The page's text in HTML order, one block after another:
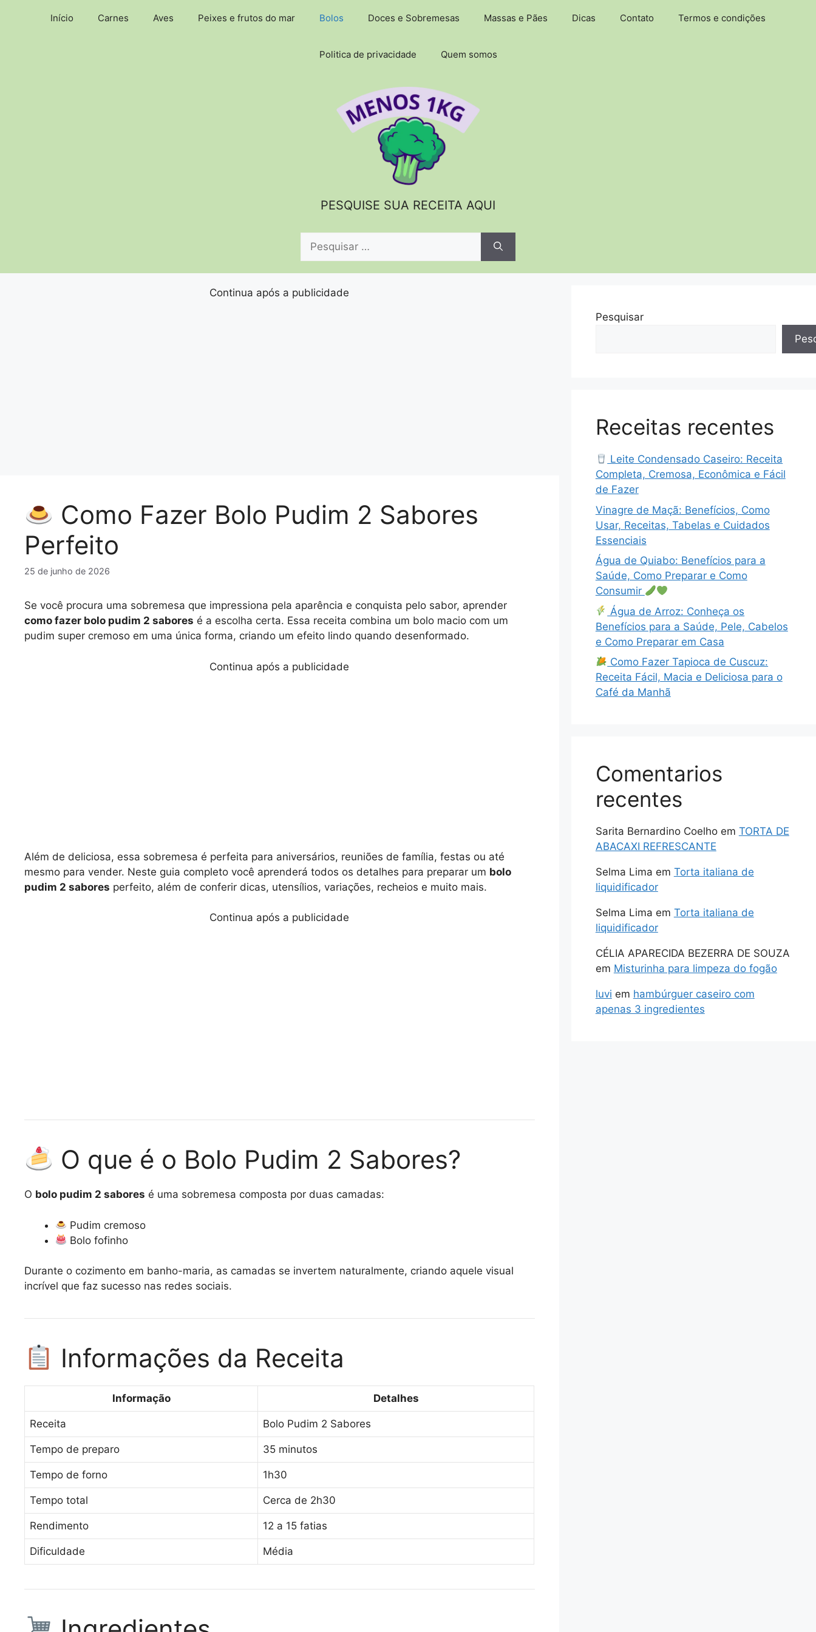
Início Carnes Aves Peixes e frutos do mar Bolos Doces e Sobremesas Massas e Pães Dicas Contato Termos e condições
Politica de privacidade Quem somos
PESQUISE SUA RECEITA AQUI
Pesquisar
Continua após a publicidade
Como Fazer Bolo Pudim 2 Sabores
Perfeito
25 de junho de 2026
Se você procura uma sobremesa que impressiona pela aparência e conquista pelo sabor, aprender
como fazer bolo pudim 2 sabores é a escolha certa. Essa receita combina um bolo macio com um
pudim super cremoso em uma única forma, criando um efeito lindo quando desenformado.
Continua após a publicidade
Além de deliciosa, essa sobremesa é perfeita para aniversários, reuniões de família, festas ou até
mesmo para vender. Neste guia completo você aprenderá todos os detalhes para preparar um bolo
pudim 2 sabores perfeito, além de conferir dicas, utensílios, variações, recheios e muito mais.
Continua após a publicidade
O que é o Bolo Pudim 2 Sabores?
O bolo pudim 2 sabores é uma sobremesa composta por duas camadas:
Pudim cremoso
Bolo fofinho
Durante o cozimento em banho-maria, as camadas se invertem naturalmente, criando aquele visual
incrível que faz sucesso nas redes sociais.
Informações da Receita
Informação Detalhes
Receita Bolo Pudim 2 Sabores
Tempo de preparo 35 minutos
Tempo de forno 1h30
Tempo total Cerca de 2h30
Rendimento 12 a 15 fatias
Dificuldade Média
Pesquisar
Receitas recentes
Leite Condensado Caseiro: Receita
Completa, Cremosa, Econômica e Fácil
de Fazer
Vinagre de Maçã: Benefícios, Como
Usar, Receitas, Tabelas e Cuidados
Essenciais
Água de Quiabo: Benefícios para a
Saúde, Como Preparar e Como
Consumir
Água de Arroz: Conheça os
Benefícios para a Saúde, Pele, Cabelos
e Como Preparar em Casa
Como Fazer Tapioca de Cuscuz:
Receita Fácil, Macia e Deliciosa para o
Café da Manhã
Comentarios
recentes
Sarita Bernardino Coelhoem TORTA DE
ABACAXI REFRESCANTE
Selma Lima em Torta italiana de
liquidificador
Selma Lima em Torta italiana de
liquidificador
CÉLIA APARECIDA BEZERRA DE SOUZA
em Misturinha para limpeza do fogão
luvi em hambúrguer caseiro com
apenas 3 ingredientes